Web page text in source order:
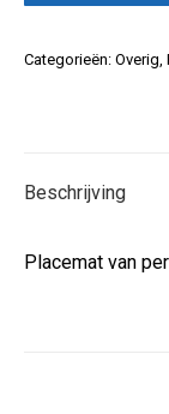
Categorieën: Overig
Beschrijving
Placemat van